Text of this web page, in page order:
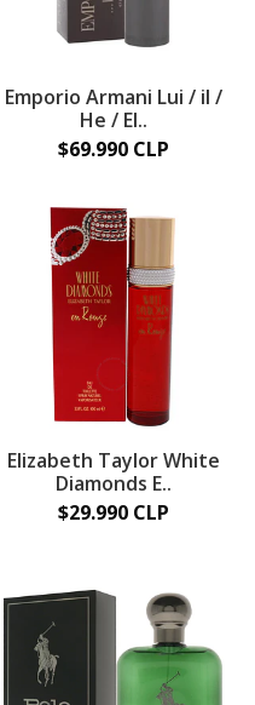
Emporio Armani Lui / il /
He / El..
$69.990 CLP
Elizabeth Taylor White
Diamonds E..
$29.990 CLP